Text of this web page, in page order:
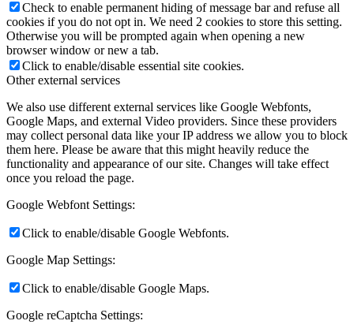
Check to enable permanent hiding of message bar and refuse all
cookies if you do not opt in. We need 2 cookies to store this setting.
Otherwise you will be prompted again when opening a new
browser window or new a tab.
Click to enable/disable essential site cookies.
Other external services
We also use different external services like Google Webfonts,
Google Maps, and external Video providers. Since these providers
may collect personal data like your IP address we allow you to block
them here. Please be aware that this might heavily reduce the
functionality and appearance of our site. Changes will take effect
once you reload the page.
Google Webfont Settings:
Click to enable/disable Google Webfonts.
Google Map Settings:
Click to enable/disable Google Maps.
Google reCaptcha Settings: